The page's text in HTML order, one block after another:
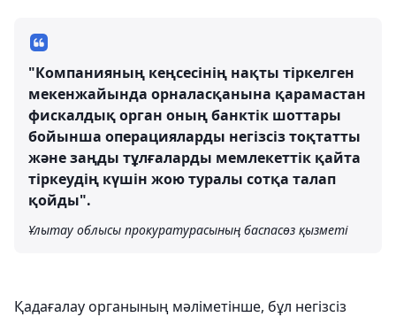
"Компанияның кеңсесінің нақты тіркелген
мекенжайында орналасқанына қарамастан
фискалдық орган оның банктік шоттары
бойынша операцияларды негізсіз тоқтатты
және заңды тұлғаларды мемлекеттік қайта
тіркеудің күшін жою туралы сотқа талап
қойды".
Ұлытау облысы прокуратурасының баспасөз қызметі
Қадағалау органының мәліметінше, бұл негізсіз